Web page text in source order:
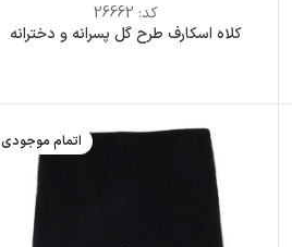
کد: 26662
کلاه اسکارف طرح گل پسرانه و دخترانه
اتمام موجودی